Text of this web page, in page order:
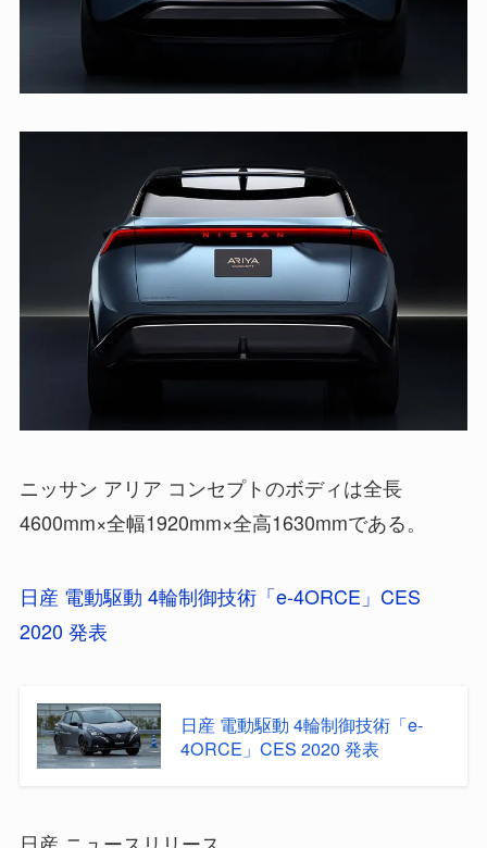
ニッサン アリア コンセプトのボディは全長
4600mm×全幅1920mm×全高1630mmである。
日産 電動駆動 4輪制御技術「e-4ORCE」CES
2020 発表
日産 電動駆動 4輪制御技術「e-
4ORCE」CES 2020 発表